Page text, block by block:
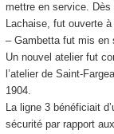
mettre en service.
Lachaise, fut ouverte
– Gambetta fut mis en
Un nouvel atelier fut
l’atelier de Saint-
1904.
La ligne 3 bénéficiait
sécurité par rapport